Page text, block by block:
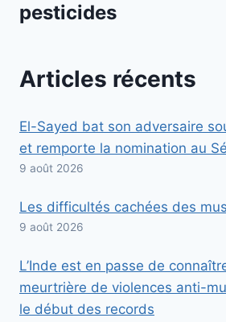
pesticides
Articles récents
El-Sayed bat son adversaire
et remporte la nomination au
9 août 2026
Les difficultés cachées des
9 août 2026
L’Inde est en passe de
meurtrière de violences anti-
le début des records